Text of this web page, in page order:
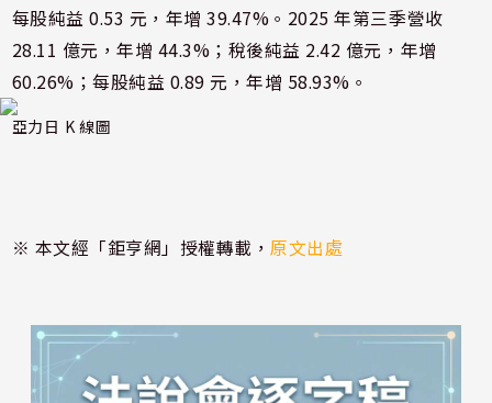
每股純益 0.53 元，年增 39.47%。2025 年第三季營收
28.11 億元，年增 44.3%；稅後純益 2.42 億元，年增
60.26%；每股純益 0.89 元，年增 58.93%。
亞力日 K 線圖
※ 本文經「鉅亨網」授權轉載，原文出處